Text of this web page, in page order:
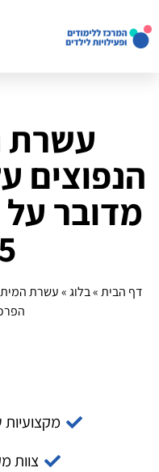
עשרת
הנפוצים
מדובר
דף הבית»בלוג»עשרת
מקצועיות
צוות